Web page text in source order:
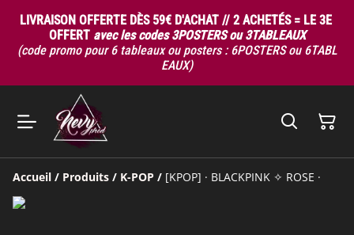
LIVRAISON OFFERTE DÈS 59€ D'ACHAT // 2 ACHETÉS = LE 3E
OFFERT avec les codes 3POSTERS ou 3TABLEAUX
(code promo pour 6 tableaux ou posters : 6POSTERS ou 6TABL
EAUX)
Accueil / Produits / K-POP / [KPOP] · BLACKPINK ✧ ROSE ·